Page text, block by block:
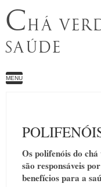
CHÁ
SAÚDE
MENU
Os polifenóis do
são responsáveis
benefícios para a